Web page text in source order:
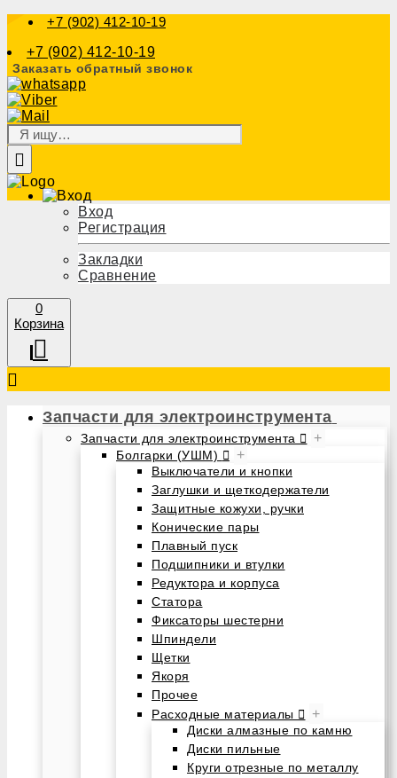
+7 (902) 412-10-19
+7 (902) 412-10-19
Заказать обратный звонок
Вход
Регистрация
Закладки
Сравнение
0
Корзина
Запчасти для электроинструмента
Запчасти для электроинструмента +
Болгарки (УШМ) +
Выключатели и кнопки
Заглушки и щеткодержатели
Защитные кожухи, ручки
Конические пары
Плавный пуск
Подшипники и втулки
Редуктора и корпуса
Статора
Фиксаторы шестерни
Шпиндели
Щетки
Якоря
Прочее
Расходные материалы
+
Диски алмазные по камню
Диски пильные
Круги отрезные по металлу